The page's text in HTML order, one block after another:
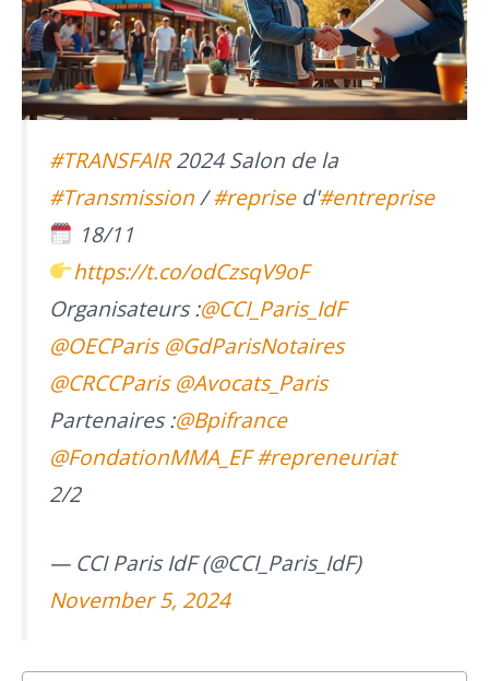
#TRANSFAIR2024 Salon de la
#Transmission/#reprised'#entreprise
18/11
https://t.co/odCzsqV9oF
Organisateurs :@CCI_Paris_IdF
@OECParis @GdParisNotaires
@CRCCParis @Avocats_Paris
Partenaires :@Bpifrance
@FondationMMA_EF #repreneuriat
2/2
— CCI Paris IdF (@CCI_Paris_IdF)
November 5, 2024